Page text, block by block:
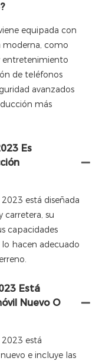
equipada con
moderna, como
entretenimiento
de teléfonos
avanzados
más
Es
está diseñada
carretera, su
capacidades
hacen adecuado
Está
Nuevo O
está
e incluye las